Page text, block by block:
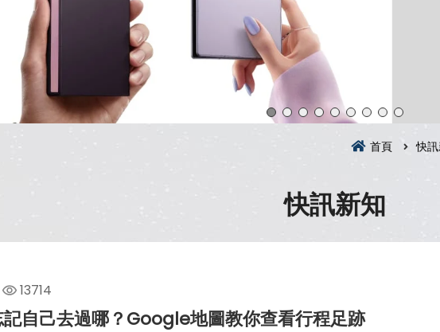
首頁 快
快訊新知
13714
記自己去過哪？Google地圖教你查看行程足跡